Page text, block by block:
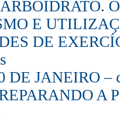
E
DE
DE JANEIRO –
A